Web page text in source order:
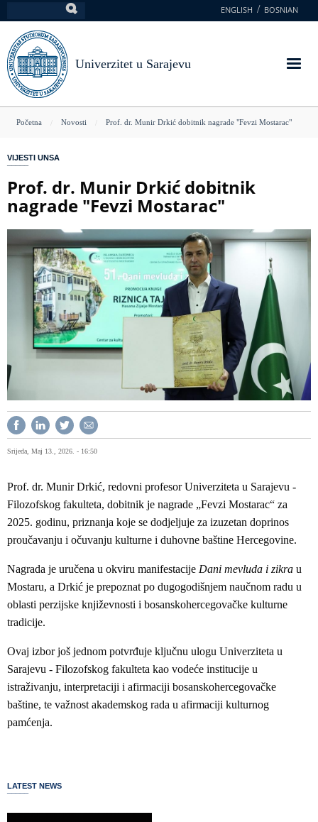
na
glavni
sadržaj
ENGLISH BOSNIAN
Univerzitet u Sarajevu
You
here
Početna Novosti Prof. dr. Munir Drkić dobitnik nagrade "Fevzi Mostarac"
VIJESTI UNSA
Prof. dr. Munir Drkić dobitnik
nagrade "Fevzi Mostarac"
Srijeda, Maj 13., 2026. - 16:50
Prof. dr. Munir Drkić, redovni profesor Univerziteta u Sarajevu -
Filozofskog fakulteta, dobitnik je nagrade „Fevzi Mostarac“ za
2025. godinu, priznanja koje se dodjeljuje za izuzetan doprinos
proučavanju i očuvanju kulturne i duhovne baštine Hercegovine.
Nagrada je uručena u okviru manifestacije Dani mevluda i zikra u
Mostaru, a Drkić je prepoznat po dugogodišnjem naučnom radu u
oblasti perzijske književnosti i bosanskohercegovačke kulturne
tradicije.
Ovaj izbor još jednom potvrđuje ključnu ulogu Univerziteta u
Sarajevu - Filozofskog fakulteta kao vodeće institucije u
istraživanju, interpretaciji i afirmaciji bosanskohercegovačke
baštine, te važnost akademskog rada u afirmaciji kulturnog
pamćenja.
LATEST NEWS